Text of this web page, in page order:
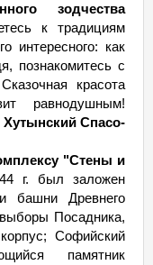
зодчества
к традициям
интересного: как
познакомитесь с
красота
равнодушным!
Хутынский Спасо-
"Стены и
г. был заложен
башни Древнего
Посадника,
Софийский
памятник